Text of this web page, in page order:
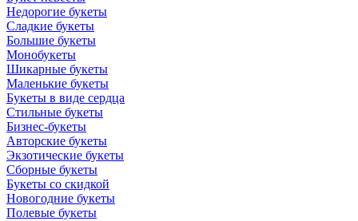
Недорогие букеты
Сладкие букеты
Большие букеты
Монобукеты
Шикарные букеты
Маленькие букеты
Букеты в виде сердца
Стильные букеты
Бизнес-букеты
Авторские букеты
Экзотические букеты
Сборные букеты
Букеты со скидкой
Новогодние букеты
Полевые букеты